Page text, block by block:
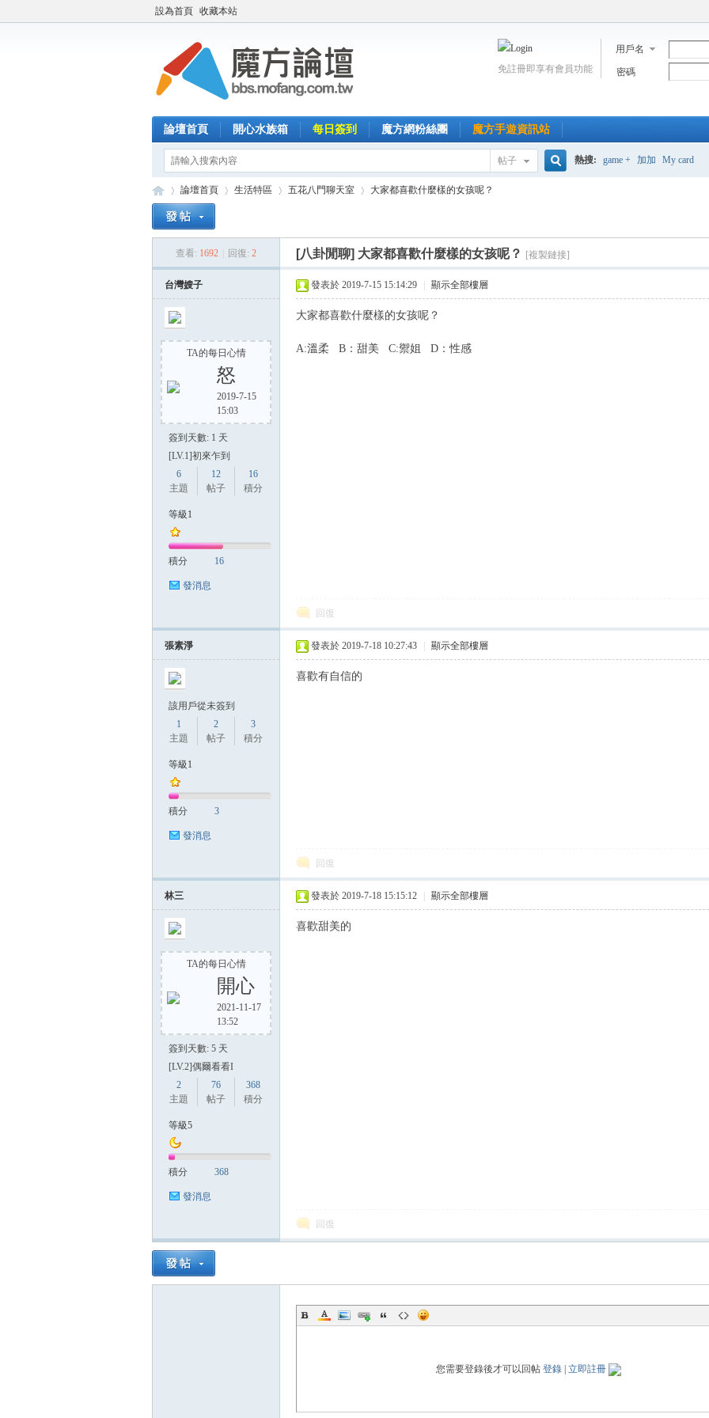
設為首頁 收藏本站
用戶名
密碼
免註冊即享有會員功能
論壇首頁 開心水族箱 每日簽到 魔方網粉絲團 魔方手遊資訊站
帖子
索
熱搜: game + 加加 My card
方
論壇首頁 生活特區 五花八門聊天室 大家都喜歡什麼樣的女孩呢？
查看: 1692 回復: 2 [八卦閒聊] 大家都喜歡什麼樣的女孩呢？ [複製鏈接]
台灣嫂子
TA的每日心情
怒
2019-7-15
15:03
簽到天數: 1 天
[LV.1]初來乍到
6
主題
12
帖子
16
積分
等級1
積分 16
發消息
發表於 2019-7-15 15:14:29 顯示全部樓層
大家都喜歡什麼樣的女孩呢？
A:溫柔 B：甜美 C:禦姐 D：性感
回復
張素淨
該用戶從未簽到
1
主題
2
帖子
3
積分
等級1
積分 3
發消息
發表於 2019-7-18 10:27:43 顯示全部樓層
喜歡有自信的
回復
林三
TA的每日心情
開心
2021-11-17
13:52
簽到天數: 5 天
[LV.2]偶爾看看I
2
主題
76
帖子
368
積分
等級5
積分 368
發消息
發表於 2019-7-18 15:15:12 顯示全部樓層
喜歡甜美的
回復
您需要登錄後才可以回帖 登錄| 立即註冊